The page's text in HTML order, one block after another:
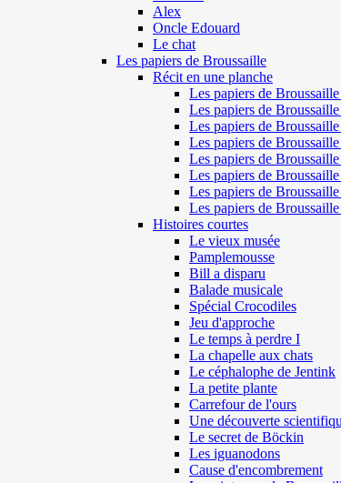
Alex
Oncle Edouard
Le chat
Les papiers de Broussaille
Récit en une planche
Les papiers de
Les papiers de
Les papiers de
Les papiers de
Les papiers de
Les papiers de
Les papiers de
Les papiers de
Histoires courtes
Le vieux musée
Pamplemousse
Bill a disparu
Balade musicale
Spécial Crocodiles
Jeu d'approche
Le temps à perdre I
La chapelle aux chats
Le céphalophe de Jentink
La petite plante
Carrefour de l'ours
Une découverte
Le secret de Böckin
Les iguanodons
Cause d'encombrement